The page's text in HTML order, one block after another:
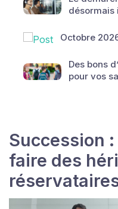
désormais
Octobre
Des bons
pour vos
Succession
faire des